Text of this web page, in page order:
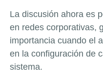
La discusión ahora es
en redes corporativas,
importancia cuando el
en la configuración de
sistema.